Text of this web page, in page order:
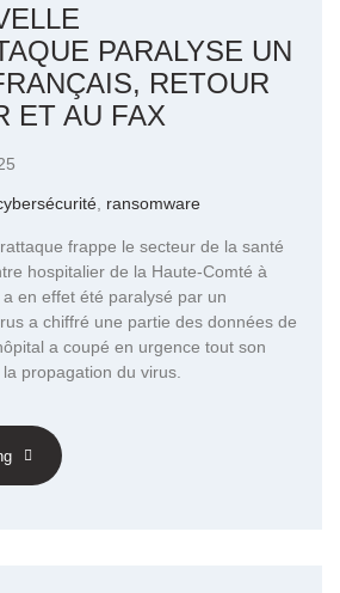
PARALYSE UN
RETOUR
ET AU FAX
ransomware
frappe le secteur de la santé
hospitalier de la Haute-Comté à
en effet été paralysé par un
a chiffré une partie des données de
a coupé en urgence tout son
propagation du virus.